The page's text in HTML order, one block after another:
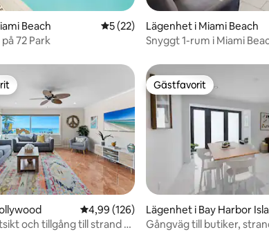
21 omdömen
Beach 5 av 5 i genomsnittligt betyg, 22
5 (22)
72 Park
Lägenhet i Miami Beach
Snyggt 1-rum i Miami
36 omdömen
4,99 av 5 i genomsnittligt betyg, 126
4,99 (126)
och tillgång till strand +
Gästfavorit
Gästfavorit
Lägenhet i Bay Harbor
Gångväg till butiker,